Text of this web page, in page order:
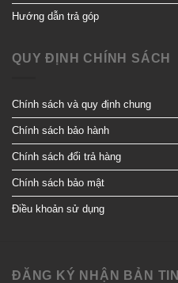
Hướng dẫn trả góp
QUY ĐỊNH CHÍNH SÁCH
Chính sách và quy định chung
Chính sách bảo hành
Chính sách đổi trả hàng
Chính sách bảo mật
Điều khoản sử dụng
ĐĂNG KÝ NHẬN BẢN TIN